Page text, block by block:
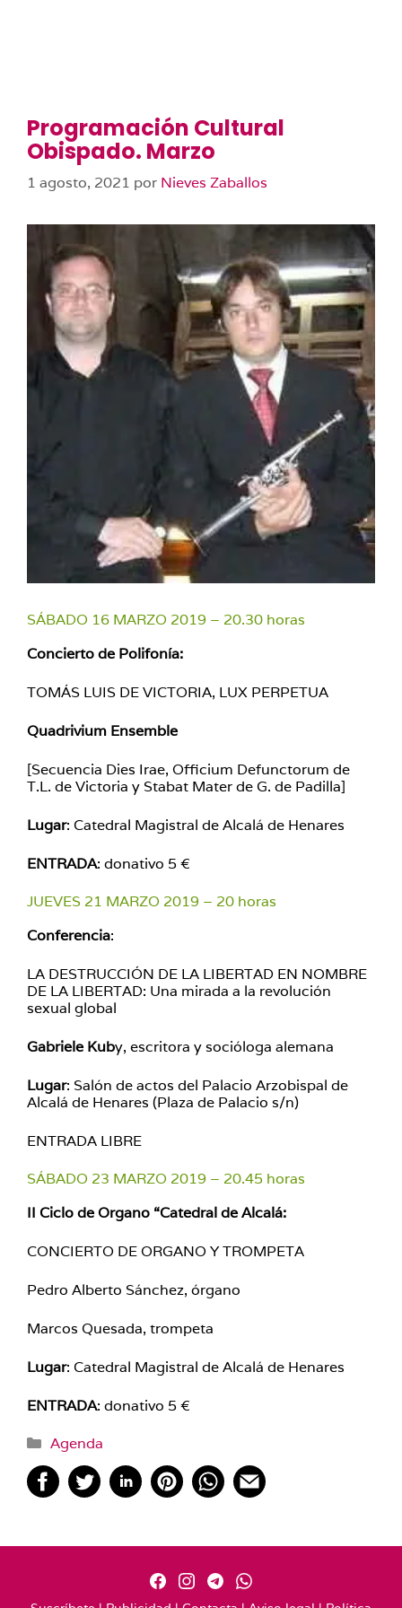
Programación Cultural
Obispado. Marzo
1 agosto, 2021 por Nieves Zaballos
SÁBADO 16 MARZO 2019 – 20.30 horas
Concierto de Polifonía:
TOMÁS LUIS DE VICTORIA, LUX PERPETUA
Quadrivium Ensemble
[Secuencia Dies Irae, Officium Defunctorum de
T.L. de Victoria y Stabat Mater de G. de Padilla]
Lugar: Catedral Magistral de Alcalá de Henares
ENTRADA: donativo 5 €
JUEVES 21 MARZO 2019 – 20 horas
Conferencia:
LA DESTRUCCIÓN DE LA LIBERTAD EN NOMBRE
DE LA LIBERTAD: Una mirada a la revolución
sexual global
Gabriele Kuby, escritora y socióloga alemana
Lugar: Salón de actos del Palacio Arzobispal de
Alcalá de Henares (Plaza de Palacio s/n)
ENTRADA LIBRE
SÁBADO 23 MARZO 2019 – 20.45 horas
II Ciclo de Organo “Catedral de Alcalá:
CONCIERTO DE ORGANO Y TROMPETA
Pedro Alberto Sánchez, órgano
Marcos Quesada, trompeta
Lugar: Catedral Magistral de Alcalá de Henares
ENTRADA: donativo 5 €
Categorías
Agenda